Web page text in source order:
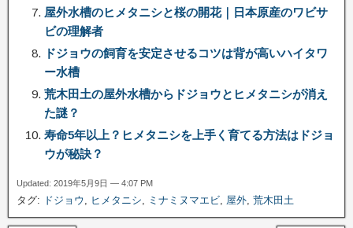
屋外水槽のヒメタニシと桜の開花｜日本原産のワビサ
ビの理解者
ドジョウの飼育を安定させるコツは背が高いハイタワ
ー水槽
荒木田土の屋外水槽からドジョウとヒメタニシが消え
た謎？
寿命5年以上？ヒメタニシを上手く育てる方法はドジョ
ウが秘訣？
Updated: 2019年5月9日 — 4:07 PM
タグ: ドジョウ , ヒメタニシ, ミナミヌマエビ, 屋外, 荒木田土